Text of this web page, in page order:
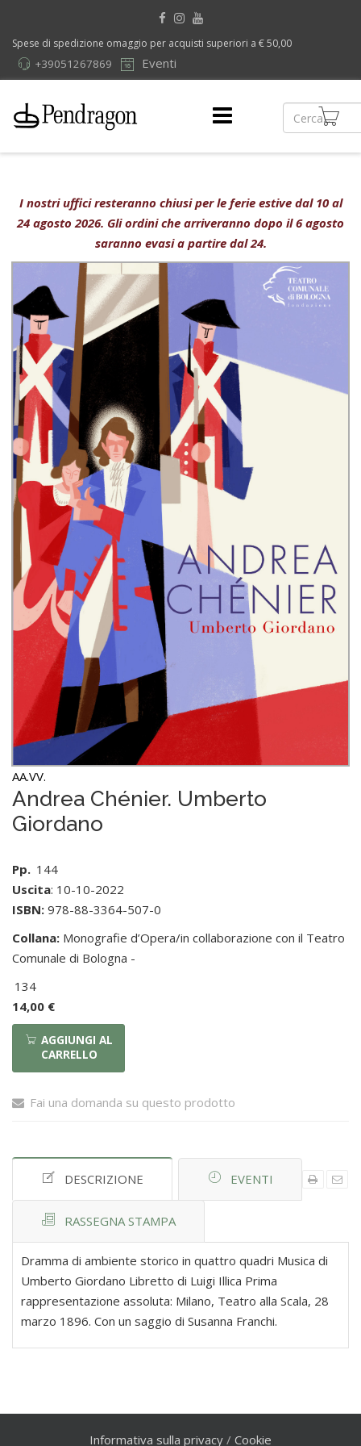
Spese di spedizione omaggio per acquisti superiori a € 50,00
Eventi
+39051267869
I nostri uffici resteranno chiusi per le ferie estive dal 10 al
24 agosto 2026. Gli ordini che arriveranno dopo il 6 agosto
saranno evasi a partire dal 24.
AA.VV.
Andrea Chénier. Umberto
Giordano
Pp. 144
Uscita: 10-10-2022
ISBN: 978-88-3364-507-0
Collana: Monografie d’Opera/in collaborazione con il Teatro
Comunale di Bologna -
134
14,00 €
AGGIUNGI AL
CARRELLO
Fai una domanda su questo prodotto
DESCRIZIONE EVENTI
RASSEGNA STAMPA
Dramma di ambiente storico in quattro quadri Musica di
Umberto Giordano Libretto di Luigi Illica Prima
rappresentazione assoluta: Milano, Teatro alla Scala, 28
marzo 1896. Con un saggio di Susanna Franchi.
Informativa sulla privacy / Cookie